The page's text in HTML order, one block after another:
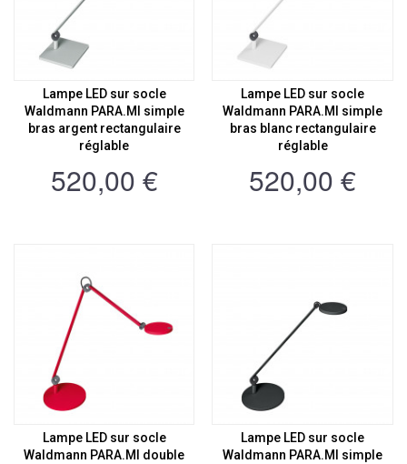
Lampe LED sur socle
Waldmann PARA.MI simple
bras argent rectangulaire
réglable
520,00 €
Lampe LED sur socle
Waldmann PARA.MI simple
bras blanc rectangulaire
réglable
520,00 €
Lampe LED sur socle
Waldmann PARA.MI double
Lampe LED sur socle
Waldmann PARA.MI simple